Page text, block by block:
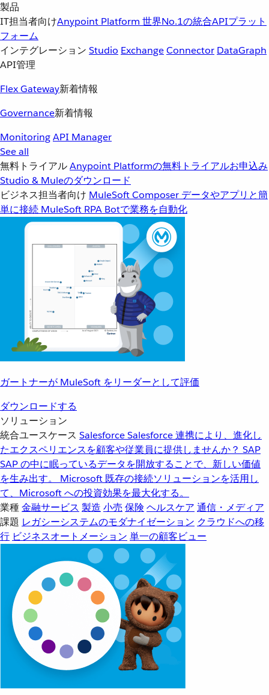
製品
IT担当者向けAnypoint Platform 世界No.1の統合APIプラット
フォーム
インテグレーション Studio ExchangeConnector DataGraph
API管理
Flex Gateway新着情報
Governance新着情報
MonitoringAPI Manager
See all
無料トライアルAnypoint Platformの無料トライアルお申込み
Studio & Muleのダウンロード
ビジネス担当者向け MuleSoft Composer データやアプリと簡
単に接続 MuleSoft RPA Botで業務を自動化
ガートナーが MuleSoft をリーダーとして評価
ダウンロードする
ソリューション
統合ユースケース SalesforceSalesforce 連携により、進化し
たエクスペリエンスを顧客や従業員に提供しませんか？ SAP
SAP の中に眠っているデータを開放することで、新しい価値
を生み出す。
Microsoft 既存の接続ソリューションを活用し
て、Microsoft への投資効果を最大化する。
業種金融サービス 製造 小売 保険 ヘルスケア 通信・メディア
課題 レガシーシステムのモダナイゼーション クラウドへの移
行 ビジネスオートメーション 単一の顧客ビュー